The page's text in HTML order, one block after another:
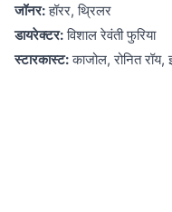
जॉनर:हॉरर, थ्रिलर
डायरेक्टर:विशाल रेवंती फुरिया
स्टारकास्ट:काजोल, रोनित रॉय,